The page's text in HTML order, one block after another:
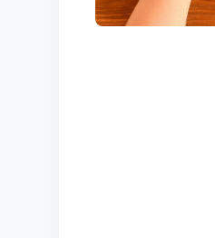
КОНТАКТЫ